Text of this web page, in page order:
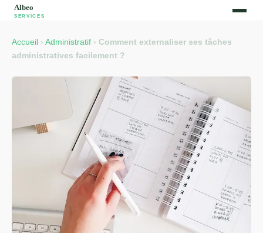
Accueil › Administratif › Comment externaliser ses tâches
administratives facilement ?